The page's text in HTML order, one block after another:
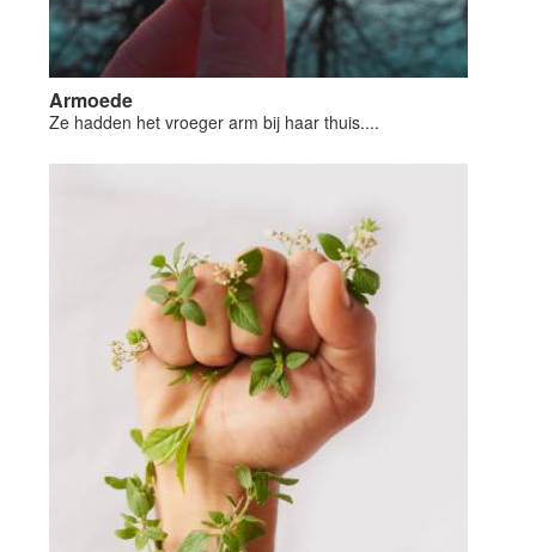
Armoede
Ze hadden het vroeger arm bij haar thuis....